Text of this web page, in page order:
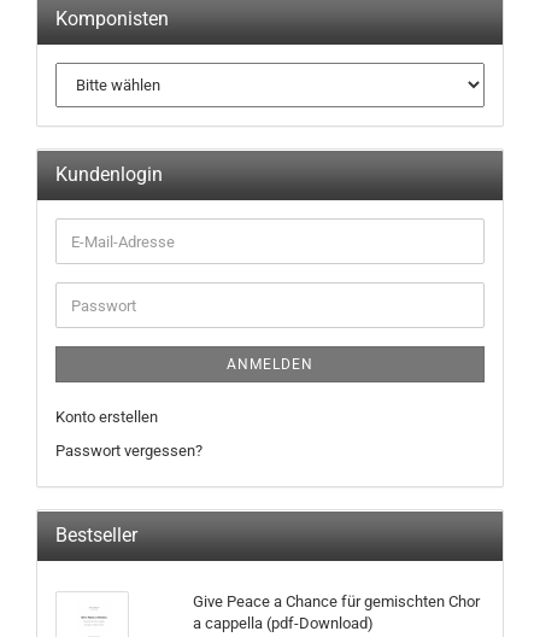
Komponisten
Kundenlogin
ANMELDEN
Konto erstellen
Passwort vergessen?
Bestseller
Give Peace a Chance für gemischten Chor
a cappella (pdf-Download)